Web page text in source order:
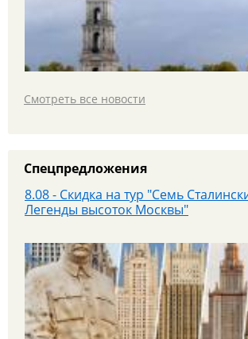
19 июля едем в МОСКВУ на площадку
25 июля - Приглашаем на
Парк «Патриот»!
Смотреть все новости
Спецпредложения
Яроблтур открывает продажи
автобуса в Санкт‑Петербург с
8.08 - Скидка на тур "Семь
Легенды высоток Москвы"